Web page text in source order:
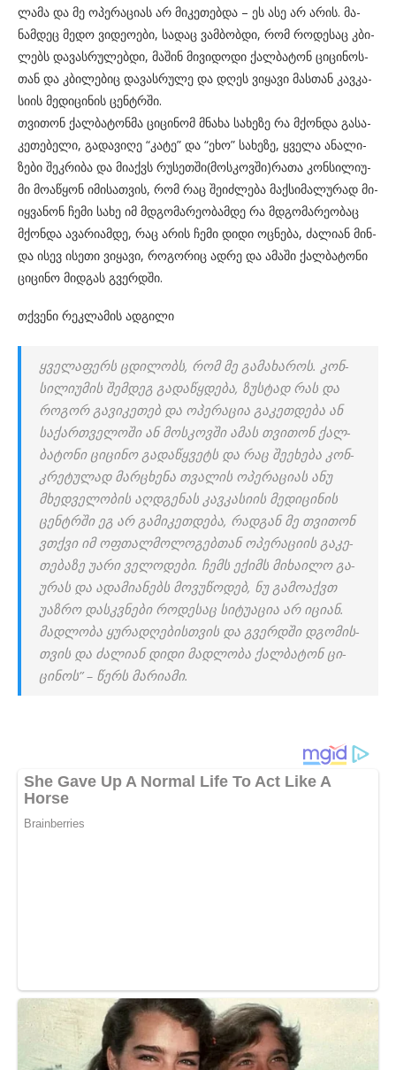
ლა­მა და მე ოპე­რა­ცი­ას არ მი­კე­თებ­და – ეს ასე არ არის. მა­
ნამ­დეც მედო ვი­დე­ო­ე­ბი, სა­დაც ვამ­ბობ­დი, რომ რო­დე­საც კბი­
ლებს და­ვას­რუ­ლებ­დი, მა­შინ მი­ვი­დო­დი ქალ­ბა­ტონ ცი­ცი­ნოს­
თან და კბი­ლე­ბიც და­ვას­რუ­ლე და დღეს ვი­ყა­ვი მას­თან კავ­კა­
სი­ის მე­დი­ცი­ნის ცენ­ტრში.
თვი­თონ ქალ­ბა­ტონ­მა ცი­ცი­ნომ მნა­ხა სა­ხე­ზე რა მქონ­და გა­სა­
კე­თე­ბე­ლი, გა­და­ვი­ღე “კატე” და “ეხო” სა­ხე­ზე, ყვე­ლა ანა­ლი­
ზე­ბი შეკ­რი­ბა და მი­აქვს რუ­სეთ­ში(მოს­კოვ­ში)რათა კონ­სი­ლი­უ­
მი მო­ა­წყონ იმი­სათ­ვის, რომ რაც შე­იძ­ლე­ბა მაქ­სი­მა­ლუ­რად მი­
იყ­ვა­ნონ ჩემი სახე იმ მდგო­მა­რე­ო­ბამ­დე რა მდგო­მა­რე­ო­ბაც
მქონ­და ავა­რი­ამ­დე, რაც არის ჩემი დიდი ოც­ნე­ბა, ძა­ლი­ან მინ­
და ისევ ისე­თი ვი­ყა­ვი, რო­გო­რიც ადრე და ამა­ში ქალ­ბა­ტო­ნი
ცი­ცი­ნო მიდ­გას გვერ­დში.
თქვენი რეკლამის ადგილი
ყვე­ლა­ფერს ცდი­ლობს, რომ მე გა­მა­ხა­როს. კონ­
სი­ლი­უ­მის შემ­დეგ გა­და­წყდე­ბა, ზუს­ტად რას და
რო­გორ გა­ვი­კე­თებ და ოპე­რა­ცია გა­კეთ­დე­ბა ან
სა­ქარ­თვე­ლო­ში ან მოს­კოვ­ში ამას თვი­თონ ქალ­
ბა­ტო­ნი ცი­ცი­ნო გა­და­წყვეტს და რაც შე­ე­ხე­ბა კონ­
კრე­ტუ­ლად მარ­ცხე­ნა თვა­ლის ოპე­რა­ცი­ას ანუ
მხედ­ვე­ლო­ბის აღ­დგე­ნას კავ­კა­სი­ის მე­დი­ცი­ნის
ცენ­ტრში ეგ არ გა­მი­კეთ­დე­ბა, რად­გან მე თვი­თონ
ვთქვი იმ ოფ­თალ­მო­ლო­გებ­თან ოპე­რა­ცი­ის გა­კე­
თე­ბა­ზე უარი ვე­ლო­დე­ბი. ჩემს ექიმს მი­ხა­ი­ლო გა­
უ­რას და ადა­მი­ა­ნებს მო­ვუ­წო­დებ, ნუ გა­მო­აქვთ
უაზ­რო დას­კვნე­ბი რო­დე­საც სი­ტუ­ა­ცია არ იცი­ან.
მად­ლო­ბა ყუ­რა­დღე­ბის­თვის და გვერ­დში დგო­მის­
თვის და ძა­ლი­ან დიდი მად­ლო­ბა ქალ­ბა­ტონ ცი­
ცი­ნოს” – წერს მა­რი­ა­მი.